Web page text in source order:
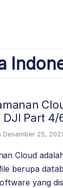
DJI Part 4/
Desember 25,
Cloud
berupa
yang